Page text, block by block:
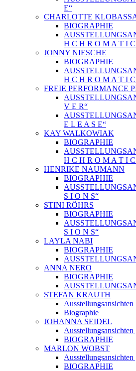
E“
CHARLOTTE
BIOGRAPHIE
H C H R O M A T I C
JONNY NIESCHE
BIOGRAPHIE
H C H R O M A T I C
FREIE PERFORMANCE
V E R“
E L E A S E“
KAY WALKOWIAK
BIOGRAPHIE
H C H R O M A T I C
HENRIKE NAUMANN
BIOGRAPHIE
S I O N S“
STINI RÖHRS
BIOGRAPHIE
S I O N S“
LAYLA NABI
BIOGRAPHIE
ANNA NERO
BIOGRAPHIE
STEFAN KRAUTH
Biographie
JOHANNA SEIDEL
BIOGRAPHIE
MARLON WOBST
BIOGRAPHIE